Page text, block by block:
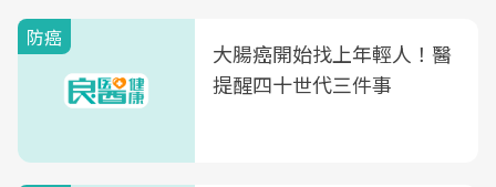
防癌
大腸癌開始找上年輕人！醫
提醒四十世代三件事